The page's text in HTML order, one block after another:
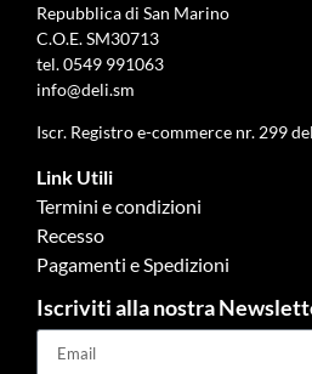
Repubblica di San Marino
C.O.E. SM30713
tel.0549 991063
info@deli.sm
Iscr. Registro e-commerce nr. 299
Link Utili
Termini e condizioni
Recesso
Pagamenti e Spedizioni
Iscriviti alla nostra